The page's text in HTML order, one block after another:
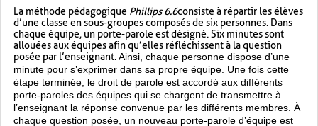
La méthode pédagogique Phillips 6.6consiste à répartir les élèves
d’une classe en sous-groupes composés de six personnes. Dans
chaque équipe, un porte-parole est désigné. Six minutes sont
allouées aux équipes afin qu’elles réfléchissent à la question
posée par l’enseignant. Ainsi, chaque personne dispose d’une
minute pour s’exprimer dans sa propre équipe. Une fois cette
étape terminée, le droit de parole est accordé aux différents
porte-paroles des équipes qui se chargent de transmettre à
l’enseignant la réponse convenue par les différents membres. À
chaque question posée, un nouveau porte-parole d’équipe est